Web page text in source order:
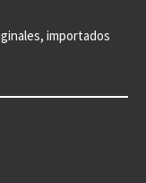
importados